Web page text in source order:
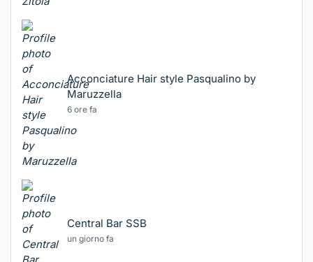
Acconciature Hair style Pasqualino by
Maruzzella
6 ore fa
Central Bar SSB
un giorno fa